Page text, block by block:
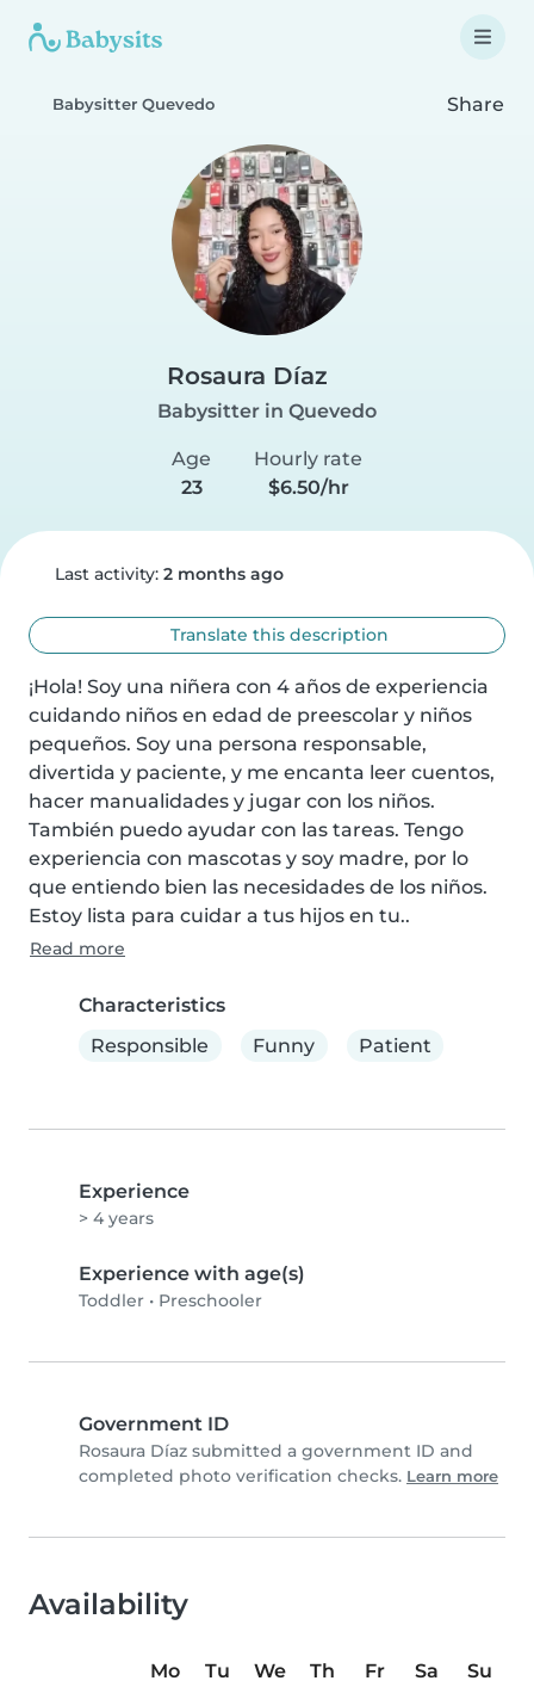
Babysitter Quevedo Share
Rosaura Díaz
Babysitter in Quevedo
Age
23
Hourly rate
$6.50/hr
Last activity: 2 months ago
Translate this description
¡Hola! Soy una niñera con 4 años de experiencia
cuidando niños en edad de preescolar y niños
pequeños. Soy una persona responsable,
divertida y paciente, y me encanta leer cuentos,
hacer manualidades y jugar con los niños.
También puedo ayudar con las tareas. Tengo
experiencia con mascotas y soy madre, por lo
que entiendo bien las necesidades de los niños.
Estoy lista para cuidar a tus hijos en tu..
Read more
Characteristics
Responsible
Funny Patient
Experience
> 4 years
Experience with age(s)
Toddler • Preschooler
Government ID
Rosaura Díaz submitted a government ID and
completed photo verification checks. Learn more
Availability
Mo Tu We Th Fr Sa
Su